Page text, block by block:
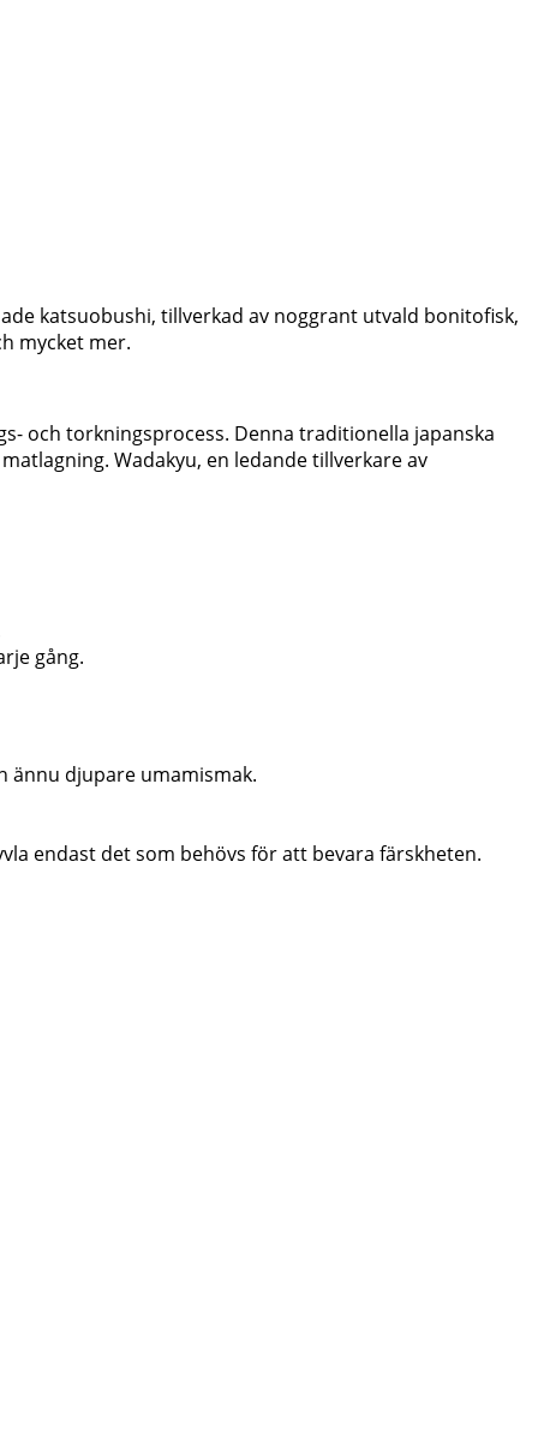
katsuobushi, tillverkad av noggrant utvald bonitofisk,
mycket mer.
och torkningsprocess. Denna traditionella japanska
Wadakyu, en ledande tillverkare av
gång.
ännu djupare umamismak.
endast det som behövs för att bevara färskheten.